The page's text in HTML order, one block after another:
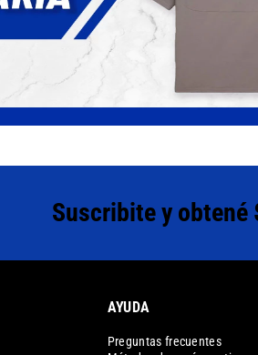
Suscribite y obtené
AYUDA
Preguntas frecuentes